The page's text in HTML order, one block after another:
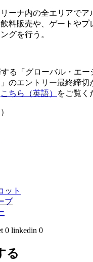
ーナ内の全エリアでア
料販売や、ゲートやプ
グを行う。
する「グローバル・エ
のエントリー最終締切
こちら（英語） をご覧く
ット
ブ
0 linkedin 0
る